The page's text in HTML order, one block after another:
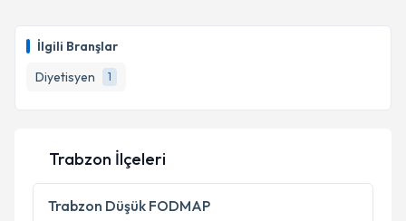
İlgili Branşlar
Diyetisyen
1
Trabzon İlçeleri
Trabzon Düşük FODMAP